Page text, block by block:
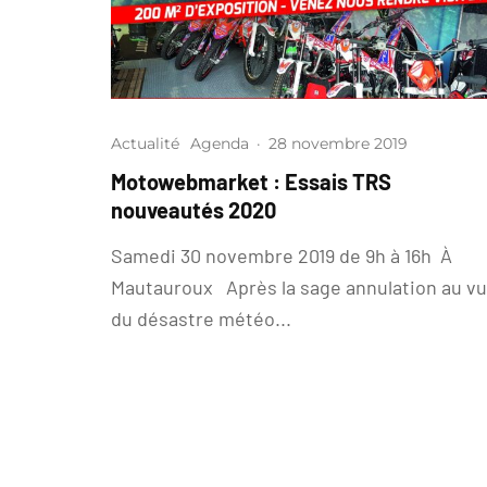
Actualité Agenda · 28 novembre 2019
Motowebmarket : Essais TRS
nouveautés 2020
Samedi 30 novembre 2019 de 9h à 16h À
Mautauroux Après la sage annulation au
du désastre météo...